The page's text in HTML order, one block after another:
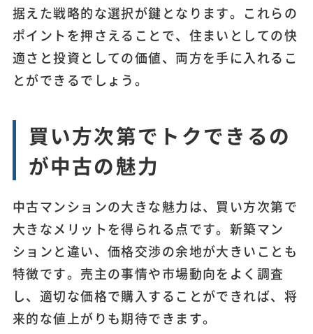
据えた戦略的な選択が鍵となります。これらの
ポイントを押さえることで、住まいとしての快
適さと投資としての価値、両方を手に入れるこ
とができるでしょう。
買い方次第でトクできるの
が中古の魅力
中古マンションの大きな魅力は、買い方次第で
大きなメリットを得られる点です。新築マン
ションと違い、価格交渉の余地が大きいことも
特徴です。売主の事情や市場動向をよく調査
し、適切な価格で購入することができれば、将
来的な値上がりも期待できます。